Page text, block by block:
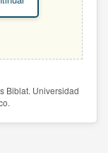
Biblat. Universidad